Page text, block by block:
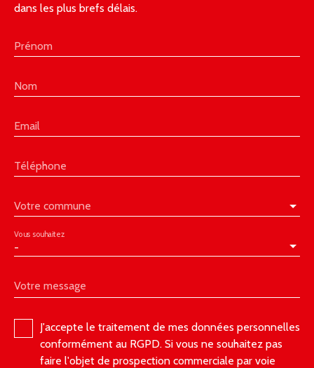
dans les plus brefs délais.
Prénom
Nom
Email
Téléphone
Votre commune
-
Vous souhaitez
Votre message
J'accepte le traitement de mes données personnelles
conformément au RGPD. Si vous ne souhaitez pas
faire l'objet de prospection commerciale par voie